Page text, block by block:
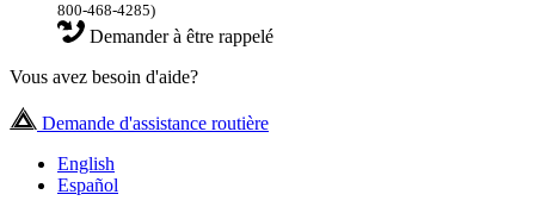
800-468-4285)
Demander à être rappelé
Vous avez besoin d'aide?
Demande d'assistance routière
English
Español